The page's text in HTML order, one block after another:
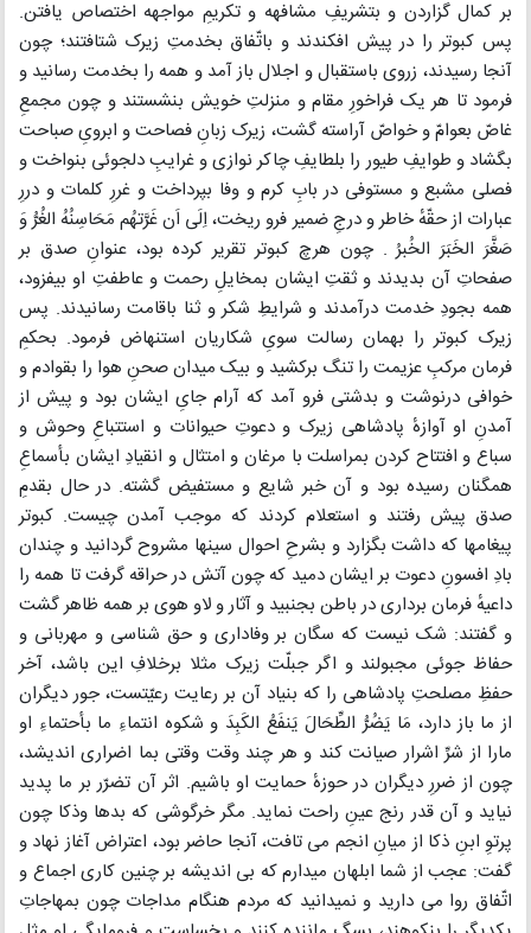
بر کمال گزاردن و بتشریفِ مشافهه و تکریمِ مواجهه اختصاص یافتن.
پس کبوتر را در پیش افکندند و باتّفاق بخدمتِ زیرک شتافتند؛ چون
آنجا رسیدند، زروی باستقبال و اجلال باز آمد و همه را بخدمت رسانید و
فرمود تا هر یک فراخورِ مقام و منزلتِ خویش بنشستند و چون مجمعِ
غاصّ بعوامّ و خواصّ آراسته گشت، زیرک زبانِ فصاحت و ابرویِ صباحت
بگشاد و طوایفِ طیور را بلطایفِ چاکر نوازی و غرایبِ دلجوئی بنواخت و
فصلی مشبع و مستوفی در بابِ کرم و وفا بپرداخت و غررِ کلمات و دررِ
عبارات از حقّهٔ خاطر و درجِ ضمیر فرو ریخت، اِلَی اَن غَرَّتهُم مَحَاسِنُهُ الغُرُّ وَ
صَغَّرَ الخَبَرَ الخُبرُ . چون هرچ کبوتر تقریر کرده بود، عنوانِ صدق بر
صفحاتِ آن بدیدند و ثقتِ ایشان بمخایلِ رحمت و عاطفتِ او بیفزود،
همه بجودِ خدمت درآمدند و شرایطِ شکر و ثنا باقامت رسانیدند. پس
زیرک کبوتر را بهمان رسالت سویِ شکاریان استنهاض فرمود. بحکمِ
فرمان مرکبِ عزیمت را تنگ برکشید و بیک میدان صحنِ هوا را بقوادم و
خوافی درنوشت و بدشتی فرو آمد که آرام جایِ ایشان بود و پیش از
آمدنِ او آوازهٔ پادشاهی زیرک و دعوتِ حیوانات و استتباعِ وحوش و
سباع و افتتاح کردن بمراسلت با مرغان و امتثال و انقیادِ ایشان بأسماعِ
همگنان رسیده بود و آن خبر شایع و مستفیض گشته. در حال بقدمِ
صدق پیش رفتند و استعلام کردند که موجب آمدن چیست. کبوتر
پیغامها که داشت بگزارد و بشرحِ احوال سینها مشروح گردانید و چندان
بادِ افسونِ دعوت بر ایشان دمید که چون آتش در حراقه گرفت تا همه را
داعیهٔ فرمان برداری در باطن بجنبید و آثار و لاو هوی بر همه ظاهر گشت
و گفتند: شک نیست که سگان بر وفاداری و حق شناسی و مهربانی و
حفاظ جوئی مجبولند و اگر جبلّت زیرک مثلا برخلافِ این باشد، آخر
حفظِ مصلحتِ پادشاهی را که بنیاد آن بر رعایت رعیّتست، جور دیگران
از ما باز دارد، مَا یَضُرُّ الطِّحَالَ یَنفَعُ الکَبِدَ و شکوه انتماءِ ما بأحتماءِ او
مارا از شرِّ اشرار صیانت کند و هر چند وقت وقتی بما اضراری اندیشد،
چون از ضررِ دیگران در حوزهٔ حمایت او باشیم. اثر آن تضرّر بر ما پدید
نیاید و آن قدر رنج عینِ راحت نماید. مگر خرگوشی که بدها وذکا چون
پرتوِ ابنِ ذکا از میانِ انجم می تافت، آنجا حاضر بود، اعتراض آغاز نهاد و
گفت: عجب از شما ابلهان میدارم که بی اندیشه بر چنین کاری اجماع و
اتّفاق روا می دارید و نمیدانید که مردم هنگام مداجات چون بمهاجاتِ